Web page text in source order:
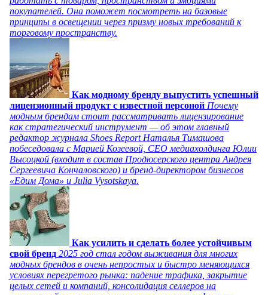
покупателей. Она поможет посмотреть на базовые
принципы в освещении через призму новых требований к
торговому пространству.
Как модному бренду выпустить успешный
лицензионный продукт с известной персоной Почему
модным брендам стоит рассматривать лицензирование
как стратегический инструмент — об этом главный
редактор журнала Shoes Report Наталья Тимашова
побеседовала с Марией Козеевой, СЕО медиахолдинга Юлии
Высоцкой (входит в состав Продюсерского центра Андрея
Сергеевича Кончаловского) и бренд-директором бизнесов
«Едим Дома» и Julia Vysotskaya.
Как усилить и сделать более устойчивым
свой бренд 2025 год стал годом выживания для многих
модных брендов в очень непростых и быстро меняющихся
условиях перегретого рынка: падение трафика, закрытие
целых сетей и компаний, консолидация селлеров на